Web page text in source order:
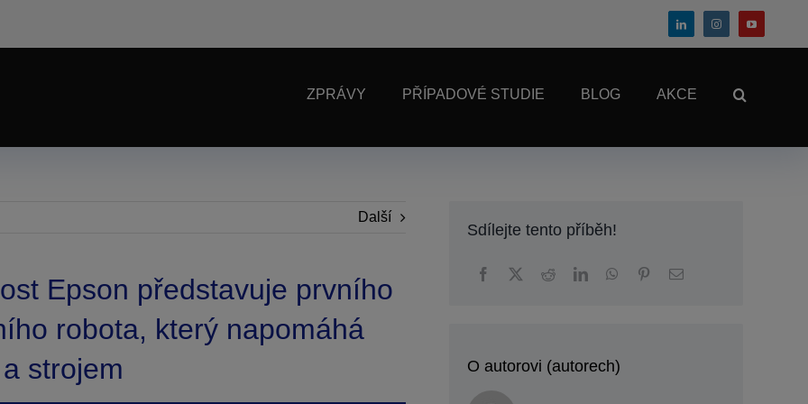
ZPRÁVY PŘÍPADOVÉ STUDIE BLOG AKCE
Další
Epson představuje prvního
robota, který napomáhá
strojem
Sdílejte tento příběh!
O autorovi (autorech)